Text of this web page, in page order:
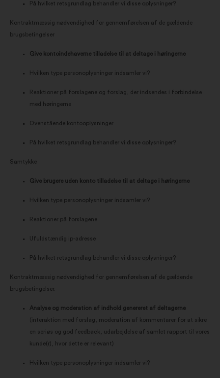
På hvilket retsgrundlag behandler vi disse oplysninger?
Kontraktmæssig nødvendighed for gennemførelsen af de gældende
brugsbetingelser
Give kontoindehaverne tilladelse til at deltage i høringerne
Hvilken type personoplysninger indsamler vi?
Reaktioner på forslagene og forslag, der indsendes i forbindelse
med høringerne
Ovenstående kontooplysninger
På hvilket retsgrundlag behandler vi disse oplysninger?
Samtykke
Give brugere uden konto tilladelse til at deltage i høringerne
Hvilken type personoplysninger indsamler vi?
Reaktioner på forslagene
Ufuldstændig ip-adresse
På hvilket retsgrundlag behandler vi disse oplysninger?
Kontraktmæssig nødvendighed for gennemførelsen af de gældende
brugsbetingelser.
Analyse og moderation af indhold genereret af deltagerne
(interaktion med forslag, moderation af kommentarer for at sikre
en seriøs og god feedback, udarbejdelse af samlet rapport til vores
kunde(r), hvor dette er relevant)
Hvilken type personoplysninger indsamler vi?